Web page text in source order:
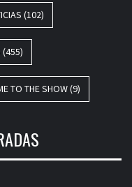
(102)
(455)
TO THE SHOW(9)